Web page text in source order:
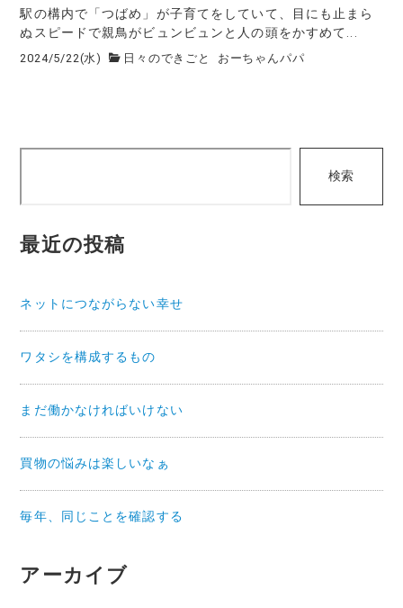
駅の構内で「つばめ」が子育てをしていて、目にも止まら
ぬスピードで親鳥がビュンビュンと人の頭をかすめて...
2024/5/22(水) 日々のできごと おーちゃんパパ
検索
最近の投稿
ネットにつながらない幸せ
ワタシを構成するもの
まだ働かなければいけない
買物の悩みは楽しいなぁ
毎年、同じことを確認する
アーカイブ